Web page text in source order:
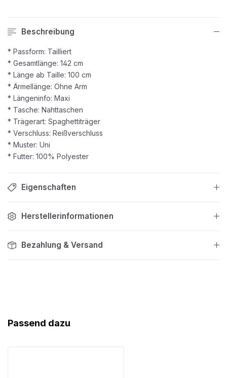
Beschreibung
* Passform: Tailliert
* Gesamtlänge: 142 cm
* Länge ab Taille: 100 cm
* Ärmellänge: Ohne Arm
* Längeninfo: Maxi
* Tasche: Nahttaschen
* Trägerart: Spaghettiträger
* Verschluss: Reißverschluss
* Muster: Uni
* Futter: 100% Polyester
Eigenschaften
Herstellerinformationen
Bezahlung & Versand
Produktgalerie überspringen
Passend dazu